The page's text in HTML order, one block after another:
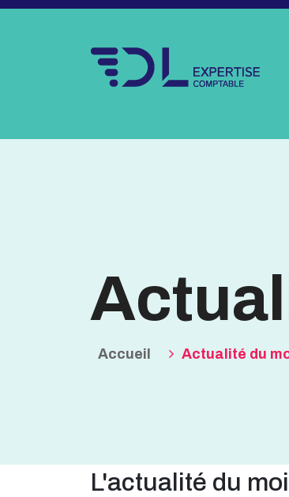
Accueil Actualité du
L'actualité du